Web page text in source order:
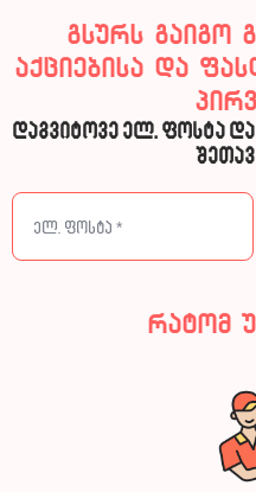
გსურს გაიგო
აქციებისა და
დაგვიტოვე ელ. ფოსტა
რატომ